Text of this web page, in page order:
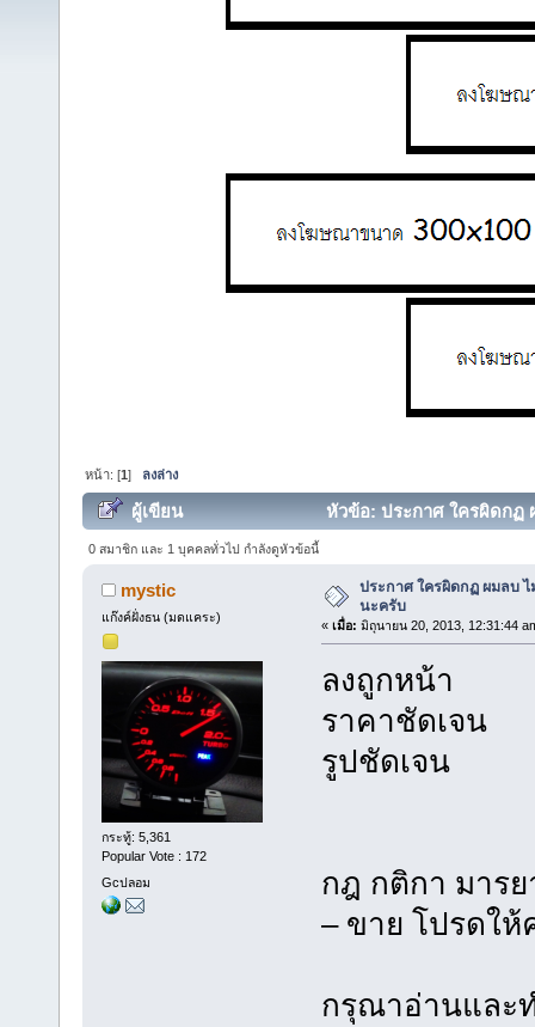
หน้า: [1] ลงล่าง
ผู้เขียน หัวข้อ: ประกาศ ใครผิดกฏ
0 สมาชิก และ 1 บุคคลทั่วไป กำลังดูหัวข้อนี้
mystic
แก๊งค์ฝั่งธน (มดแคระ)
กระทู้: 5,361
Popular Vote : 172
Gcปลอม
ประกาศ ใครผิดกฏ ผมลบ
นะครับ
« เมื่อ: มิถุนายน 20, 2013, 12:31:44
ลงถูกหน้า
ราคาชัดเจน
รูปชัดเจน
กฎ กติกา มาร
– ขาย โปรดใ
กรุณาอ่านและ